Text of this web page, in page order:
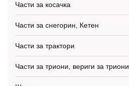
Части за косачка
Части за снегорин, Кетен
Части за трактори
Части за триони, вериги за триони